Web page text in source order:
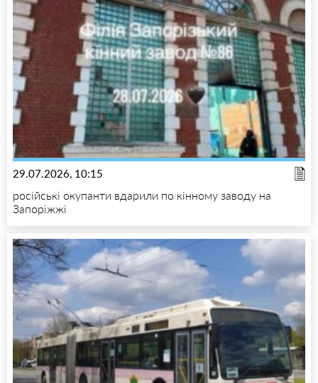
29.07.2026, 10:15
російські окупанти вдарили по кінному заводу на
Запоріжжі